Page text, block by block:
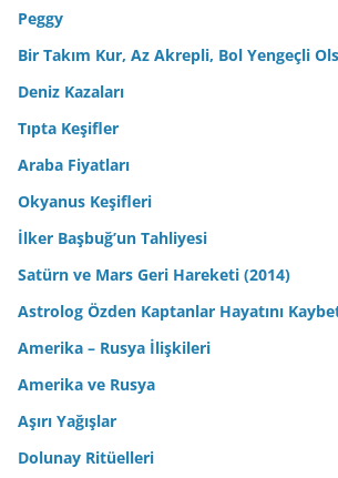
Peggy
Bir Takım Kur, Az Akrepli, Bol Yengeçli
Deniz Kazaları
Tıpta Keşifler
Araba Fiyatları
Okyanus Keşifleri
İlker Başbuğ’un Tahliyesi
Satürn ve Mars Geri Hareketi (2014)
Astrolog Özden Kaptanlar Hayatını
Amerika – Rusya İlişkileri
Amerika ve Rusya
Aşırı Yağışlar
Dolunay Ritüelleri